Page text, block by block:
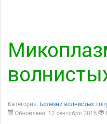
Категория: Болезни волнистых
Обновлено: 12 сентября 2016